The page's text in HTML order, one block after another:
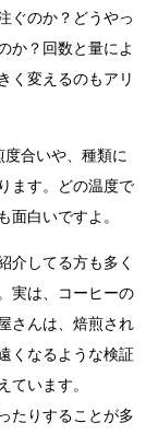
ぐのか？どうやっ
か？回数と量によ
く変えるのもアリ
合いや、種類に
ます。どの温度で
面白いですよ。
介してる方も多く
実は、コーヒーの
さんは、焙煎され
くなるような検証
ています。
たりすることが多